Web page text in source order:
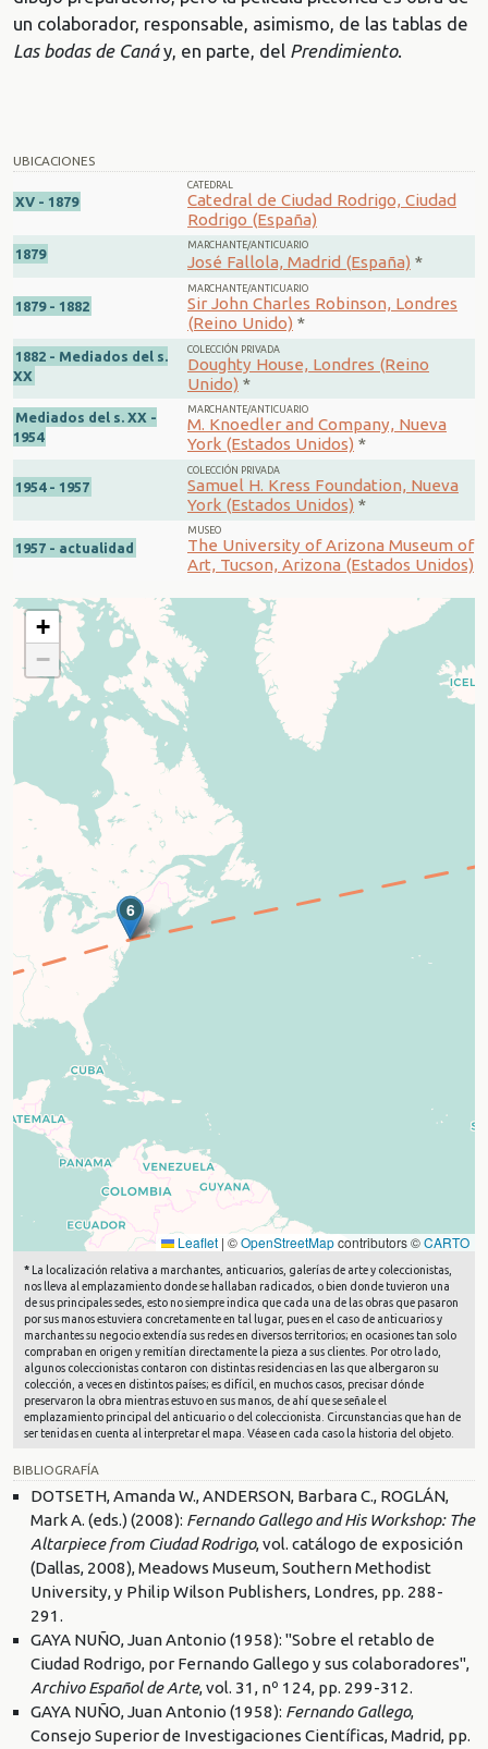
un colaborador, responsable, asimismo, de las tablas de
Las bodas de Canáy, en parte, del Prendimiento.
UBICACIONES
XV - 1879
CATEDRAL
Catedral de Ciudad Rodrigo, Ciudad
Rodrigo (España)
1879
MARCHANTE/ANTICUARIO
José Fallola, Madrid (España) *
1879 - 1882
MARCHANTE/ANTICUARIO
Sir John Charles Robinson, Londres
(Reino Unido) *
1882 - Mediados del s.
XX
COLECCIÓN PRIVADA
Doughty House, Londres (Reino
Unido) *
Mediados del s. XX -
1954
MARCHANTE/ANTICUARIO
M. Knoedler and Company, Nueva
York (Estados Unidos) *
1954 - 1957
COLECCIÓN PRIVADA
Samuel H. Kress Foundation, Nueva
York (Estados Unidos) *
1957 - actualidad
MUSEO
The University of Arizona Museum of
Art, Tucson, Arizona (Estados Unidos)
5
6
+
−
Leaflet | ©OpenStreetMapcontributors ©CARTO
* La localización relativa a marchantes, anticuarios, galerías de arte y coleccionistas,
nos lleva al emplazamiento donde se hallaban radicados, o bien donde tuvieron una
de sus principales sedes, esto no siempre indica que cada una de las obras que pasaron
por sus manos estuviera concretamente en tal lugar, pues en el caso de anticuarios y
marchantes su negocio extendía sus redes en diversos territorios; en ocasiones tan solo
compraban en origen y remitían directamente la pieza a sus clientes. Por otro lado,
algunos coleccionistas contaron con distintas residencias en las que albergaron su
colección, a veces en distintos países; es difícil, en muchos casos, precisar dónde
preservaron la obra mientras estuvo en sus manos, de ahí que se señale el
emplazamiento principal del anticuario o del coleccionista. Circunstancias que han de
ser tenidas en cuenta al interpretar el mapa. Véase en cada caso la historia del objeto.
BIBLIOGRAFÍA
DOTSETH, Amanda W., ANDERSON, Barbara C., ROGLÁN,
Mark A. (eds.) (2008): Fernando Gallego and His Workshop: The
Altarpiece from Ciudad Rodrigo, vol. catálogo de exposición
(Dallas, 2008), Meadows Museum, Southern Methodist
University, y Philip Wilson Publishers, Londres, pp. 288-
291.
GAYA NUÑO, Juan Antonio (1958): "Sobre el retablo de
Ciudad Rodrigo, por Fernando Gallego y sus colaboradores",
Archivo Español de Arte, vol. 31, nº 124, pp. 299-312.
GAYA NUÑO, Juan Antonio (1958): Fernando Gallego,
Consejo Superior de Investigaciones Científicas, Madrid, pp.